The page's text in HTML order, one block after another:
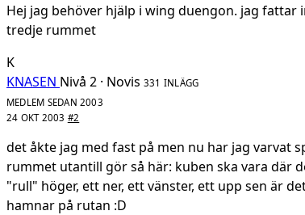
Hej jag behöver hjälp i wing duengon. jag fattar
tredje rummet
K
KNASEN Nivå 2 · Novis 331 INLÄGG
MEDLEM SEDAN 2003
24 OKT 2003 #2
det åkte jag med fast på men nu har jag varvat
rummet utantill gör så här: kuben ska vara där
"rull" höger, ett ner, ett vänster, ett upp sen är
hamnar på rutan :D